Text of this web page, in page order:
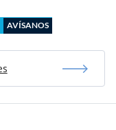
AVÍSANOS